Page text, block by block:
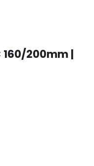
200mm |